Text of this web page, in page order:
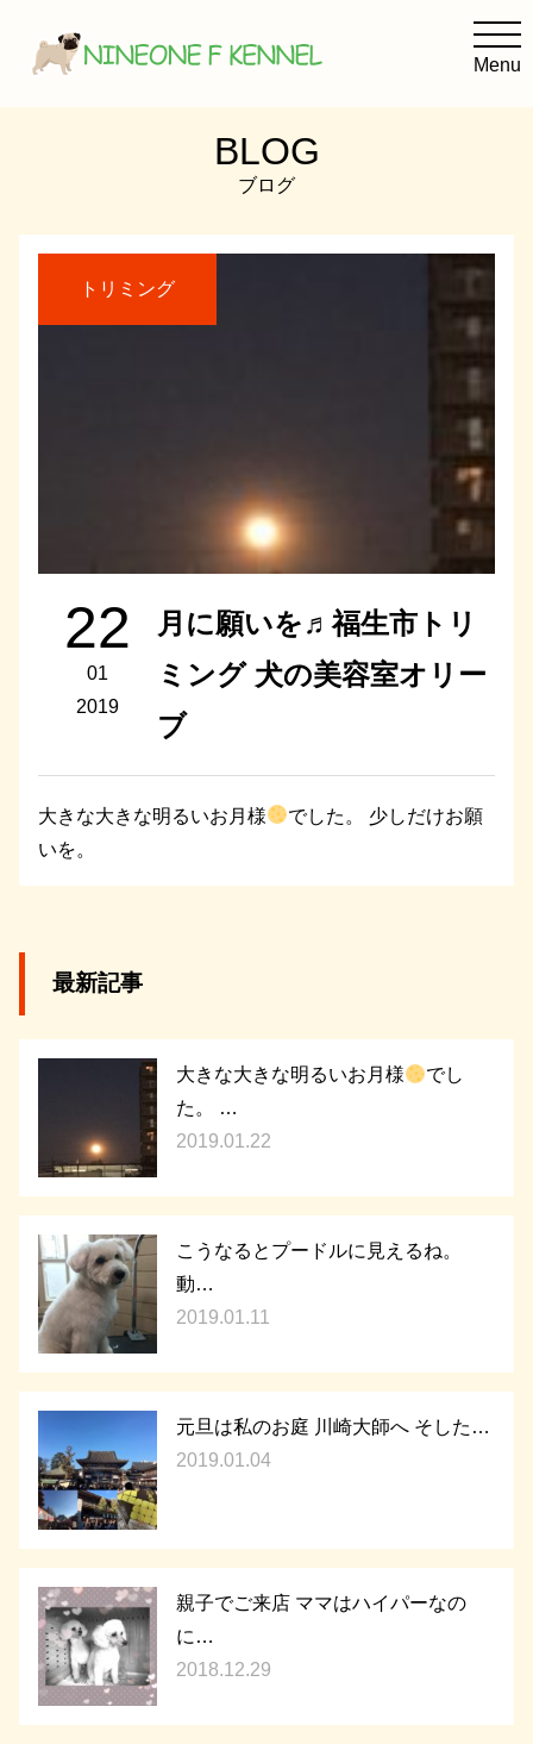
Menu
NINEONE F KENNELの考え方
犬の美容室オリーブ
BLOG
ブログ
トリミング
22
01
2019
月に願いを♬福生市トリ
ミング 犬の美容室オリー
ブ
大きな大きな明るいお月様
でした。 少しだけお願
いを。
最新記事
大きな大きな明るいお月様
でし
た。 …
2019.01.22
こうなるとプードルに見えるね。
動…
2019.01.11
元旦は私のお庭 川崎大師へ そした…
2019.01.04
親子でご来店 ママはハイパーなの
に…
2018.12.29